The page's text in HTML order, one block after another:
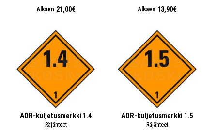
Alkaen 21,00€ Alkaen 13,90€
ADR-kuljetusmerkki 1.4
Räjähteet
ADR-kuljetusmerkki 1.5
Räjähteet